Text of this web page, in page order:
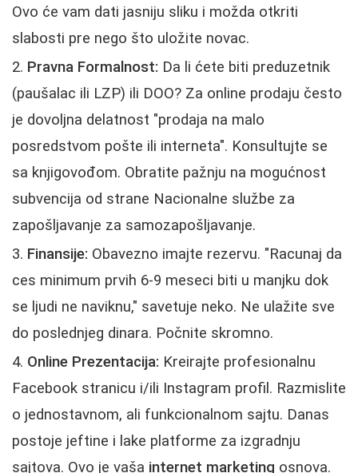
Ovo će vam dati jasniju sliku i možda otkriti
slabosti pre nego što uložite novac.
Pravna Formalnost: Da li ćete biti preduzetnik
(paušalac ili LZP) ili DOO? Za online prodaju često
je dovoljna delatnost "prodaja na malo
posredstvom pošte ili interneta". Konsultujte se
sa knjigovođom. Obratite pažnju na mogućnost
subvencija od strane Nacionalne službe za
zapošljavanje za samozapošljavanje.
Finansije: Obavezno imajte rezervu. "Racunaj da
ces minimum prvih 6-9 meseci biti u manjku dok
se ljudi ne naviknu," savetuje neko. Ne ulažite sve
do poslednjeg dinara. Počnite skromno.
Online Prezentacija: Kreirajte profesionalnu
Facebook stranicu i/ili Instagram profil. Razmislite
o jednostavnom, ali funkcionalnom sajtu. Danas
postoje jeftine i lake platforme za izgradnju
sajtova. Ovo je vaša internet marketing osnova.